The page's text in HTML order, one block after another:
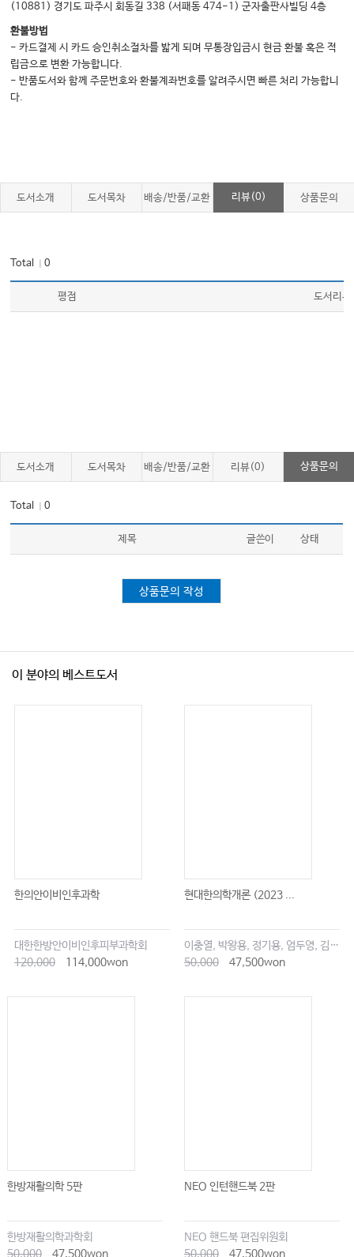
(10881) 경기도 파주시 회동길 338 (서패동 474-1) 군자출판사빌딩 4층
환불방법
- 카드결제 시 카드 승인취소절차를 밟게 되며 무통장입금시 현금 환불 혹은 적
립금으로 변환 가능합니다.
- 반품도서와 함께 주문번호와 환불계좌번호를 알려주시면 빠른 처리 가능합니
다.
도서소개 도서목차 배송/반품/교환 리뷰(0) 상품문의
Total ｜0
평점 도서리뷰
도서소개 도서목차 배송/반품/교환 리뷰(0) 상품문의
Total ｜0
제목 글쓴이 상태
상품문의 작성
이 분야의 베스트도서
한의안이비인후과학
대한한방안이비인후피부과학회
120,000
114,000won
현대한의학개론 (2023 ...
이충열, 박왕용, 정기용, 엄두영, 김창업
50,000
47,500won
한방재활의학 5판
한방재활의학과학회
50,000
47,500won
NEO 인턴핸드북 2판
NEO 핸드북 편집위원회
50,000
47,500won